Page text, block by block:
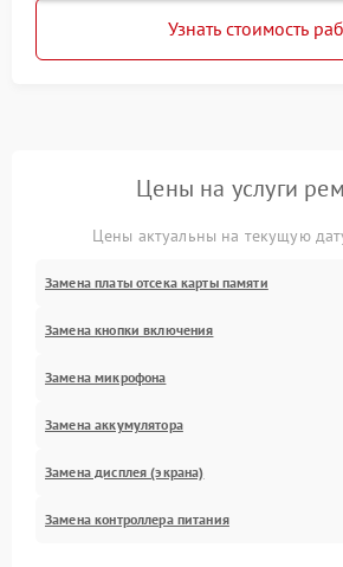
Узнать стоимость
Цены на услуги
Цены актуальны на текущую
Замена платы отсека карты памяти
Замена кнопки включения
Замена микрофона
Замена аккумулятора
Замена дисплея (экрана)
Замена контроллера питания